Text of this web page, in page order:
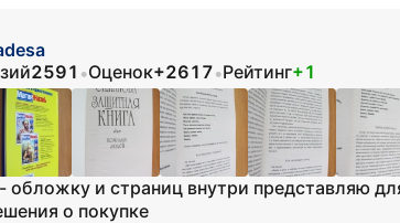
2591 •Оценок+2617•Рейтинг+1
обложку и страниц внутри представляю
о покупке